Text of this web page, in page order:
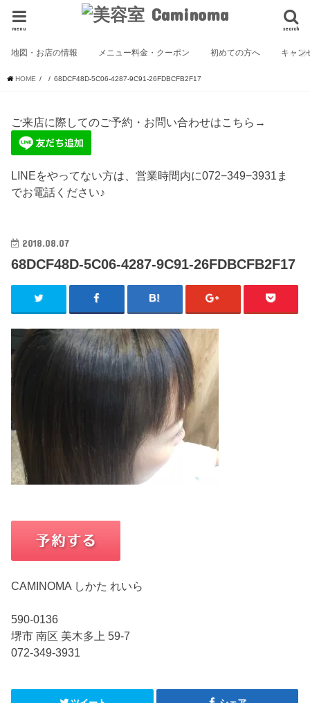
search
menu
地図・お店の情報 メニュー料金・クーポン 初めての方へ キャン
HOME 68DCF48D-5C06-4287-9C91-26FDBCFB2F17
ご来店に際してのご予約・お問い合わせはこちら→
LINEをやってない方は、営業時間内に072−349−3931ま
でお電話ください♪
2018.08.07
68DCF48D-5C06-4287-9C91-26FDBCFB2F17
CAMINOMA しかた れいら
590-0136
堺市 南区 美木多上 59-7
072-349-3931